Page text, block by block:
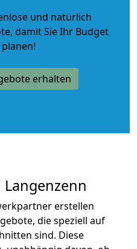
und natürlich
, damit Sie Ihr Budget
erhalten
erstellen
die speziell auf
sind. Diese